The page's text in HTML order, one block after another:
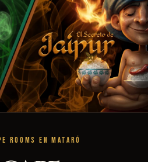
ROOMS EN MATARÓ